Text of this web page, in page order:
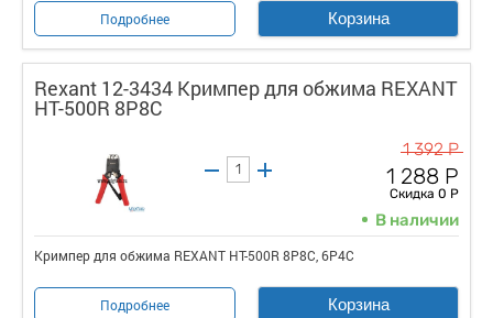
Подробнее Корзина
Rexant 12-3434 Кримпер для обжима REXANT
HT-500R 8P8C
1 392 Р
1 288 Р
Скидка 0 Р
В наличии
Кримпер для обжима REXANT HT-500R 8P8C, 6P4C
Подробнее Корзина